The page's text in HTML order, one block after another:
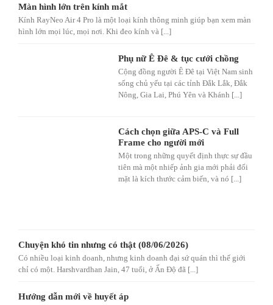
Màn hình lớn trên kính mắt
Kính RayNeo Air 4 Pro là một loại kính thông minh giúp bạn xem màn
hình lớn mọi lúc, mọi nơi. Khi đeo kính và [...]
Phụ nữ Ê Đê & tục cưới chồng
Cộng đồng người Ê Đê tại Việt Nam sinh
sống chủ yếu tại các tỉnh Đắk Lắk, Đắk
Nông, Gia Lai, Phú Yên và Khánh [...]
Cách chọn giữa APS-C và Full
Frame cho người mới
Một trong những quyết định thực sự đầu
tiên mà một nhiếp ảnh gia mới phải đối
mặt là kích thước cảm biến, và nó [...]
Chuyện khó tin nhưng có thật (08/06/2026)
Có nhiều loại kinh doanh, nhưng kinh doanh đại sứ quán thì thế giới
chỉ có một. Harshvardhan Jain, 47 tuổi, ở Ấn Độ đã [...]
Hướng dẫn mới về huyết áp